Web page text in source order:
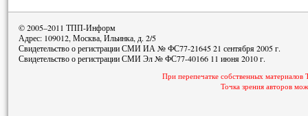
© 2005–2011 ТПП-Информ
Адрес: 109012, Москва, Ильинка, д. 2/5
Свидетельство о регистрации СМИ ИА № ФС77-21645 21 сентября 2005 г.
Свидетельство о регистрации СМИ Эл № ФС77-40166 11 июня 2010 г.
При перепечатке собственных
Точка зрения авторов